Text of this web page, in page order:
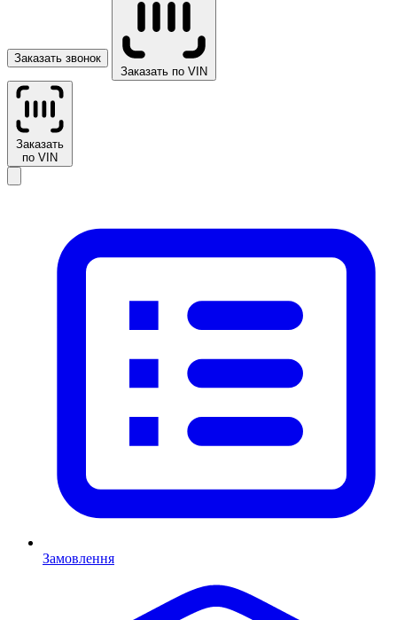
Заказать звонок
Заказать по VIN
Заказать
по VIN
Замовлення